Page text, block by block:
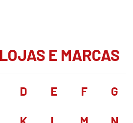
E MARCAS
D E F G